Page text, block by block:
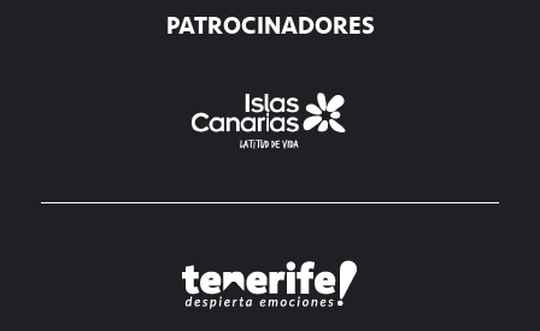
PATROCINADORES